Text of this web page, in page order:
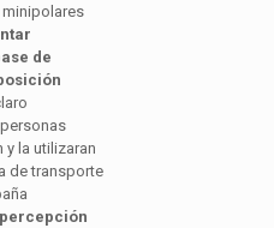
minipolares
de
y la utilizaran
de transporte